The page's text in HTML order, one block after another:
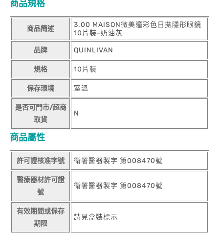
商品規格
商品簡述
3.00 MAISON微美瞳彩色日拋隱形眼鏡
10片裝-奶油灰
品牌 QUINLIVAN
規格 10片裝
保存環境 室溫
是否可門市/超商
取貨
N
商品屬性
許可證核准字號 衛署醫器製字 第008470號
醫療器材許可證
號
衛署醫器製字 第008470號
有效期間或保存
期限
請見盒裝標示